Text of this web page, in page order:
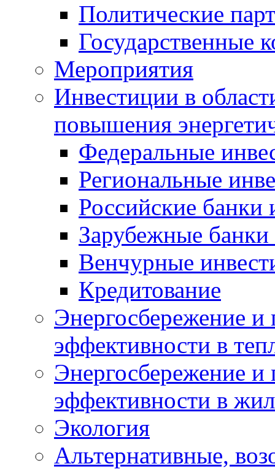
Политические
Государственные
Мероприятия
Инвестиции в
повышения
Федеральные
Региональные
Российские
Зарубежные
Венчурные
Кредитование
Энергосбережение и
эффективности в
Энергосбережение и
эффективности в
Экология
Альтернативные,